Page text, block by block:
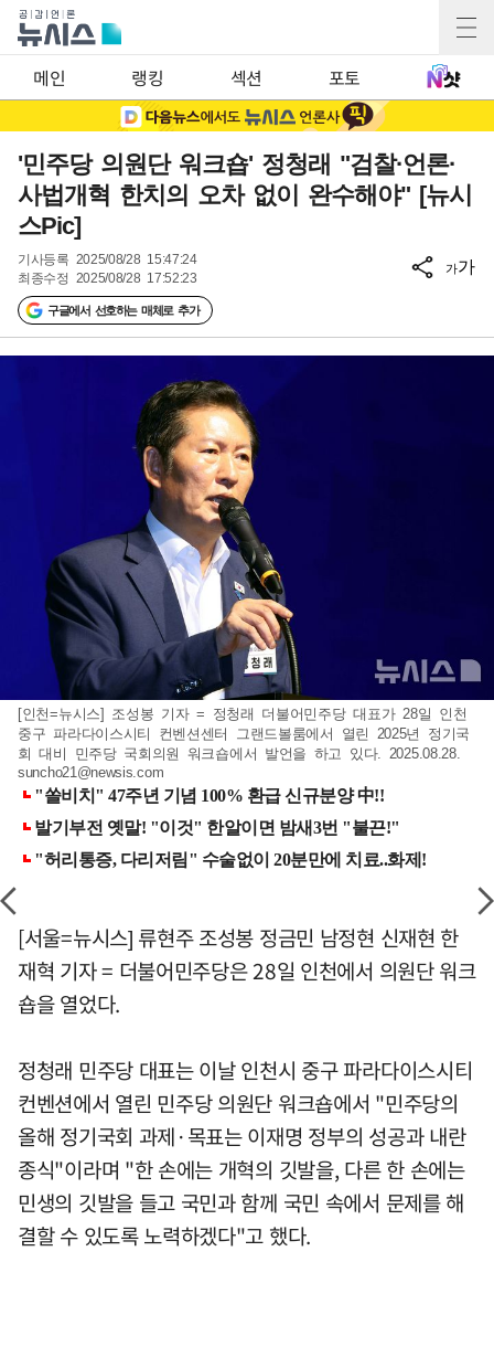
메인 랭킹 섹션 포토
'민주당 의원단 워크숍' 정청래 "검찰·언론·
사법개혁 한치의 오차 없이 완수해야" [뉴시
스Pic]
기사등록 2025/08/28 15:47:24
최종수정 2025/08/28 17:52:23
구글에서 선호하는 매체로 추가
가가
[인천=뉴시스] 조성봉 기자 = 정청래 더불어민주당 대표가 28일 인천
중구 파라다이스시티 컨벤션센터 그랜드볼룸에서 열린 2025년 정기국
회 대비 민주당 국회의원 워크숍에서 발언을 하고 있다. 2025.08.28.
suncho21@newsis.com
[서울=뉴시스] 류현주 조성봉 정금민 남정현 신재현 한
재혁 기자 = 더불어민주당은 28일 인천에서 의원단 워크
숍을 열었다.
정청래 민주당 대표는 이날 인천시 중구 파라다이스시티
컨벤션에서 열린 민주당 의원단 워크숍에서 "민주당의
올해 정기국회 과제·목표는 이재명 정부의 성공과 내란
종식"이라며 "한 손에는 개혁의 깃발을, 다른 한 손에는
민생의 깃발을 들고 국민과 함께 국민 속에서 문제를 해
결할 수 있도록 노력하겠다"고 했다.